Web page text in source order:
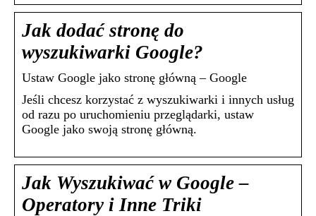
Jak dodać stronę do
wyszukiwarki Google?
Ustaw Google jako stronę główną – Google
Jeśli chcesz korzystać z wyszukiwarki i innych usług
od razu po uruchomieniu przeglądarki, ustaw
Google jako swoją stronę główną.
Jak Wyszukiwać w Google –
Operatory i Inne Triki